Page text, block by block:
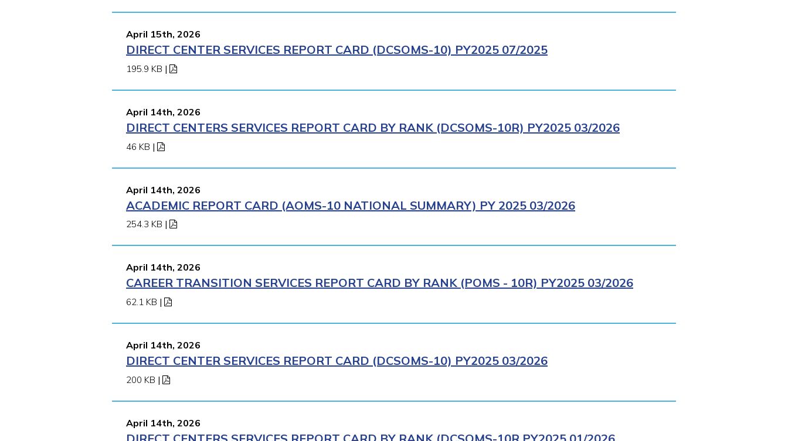
April 15th, 2026
DIRECT CENTER SERVICES REPORT CARD (DCSOMS-10) PY2025 07/2025
195.9 KB |
April 14th, 2026
DIRECT CENTERS SERVICES REPORT CARD BY RANK (DCSOMS-10R) PY2025 03/2026
46 KB |
April 14th, 2026
ACADEMIC REPORT CARD (AOMS-10 NATIONAL SUMMARY) PY 2025 03/2026
254.3 KB |
April 14th, 2026
CAREER TRANSITION SERVICES REPORT CARD BY RANK (POMS - 10R) PY2025 03/2026
62.1 KB |
April 14th, 2026
DIRECT CENTER SERVICES REPORT CARD (DCSOMS-10) PY2025 03/2026
200 KB |
April 14th, 2026